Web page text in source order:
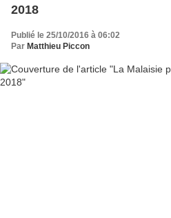
2018
Publié le 25/10/2016 à 06:02
Par Matthieu Piccon